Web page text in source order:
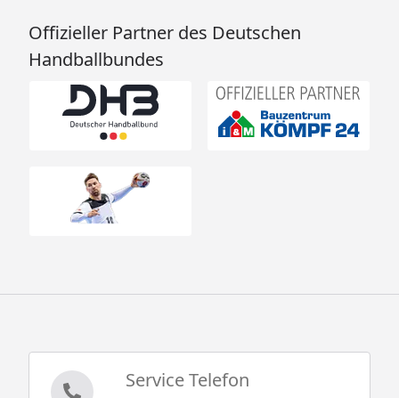
Offizieller Partner des Deutschen
Handballbundes
Service Telefon